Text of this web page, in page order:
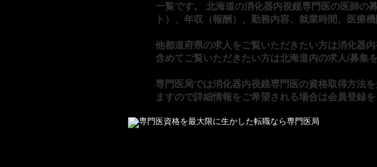
一覧です。 北海道の消化器内視鏡専門医の医師の
ト）、年収（報酬）、勤務内容、就業時間、医療
他都道府県の求人をご覧いただきたい方は消化器
含めてご覧いただきたい方は北海道内の求人/募集
専門医局では消化器内視鏡専門医の資格取得方法
ますので詳細情報をご希望される場合は会員登録